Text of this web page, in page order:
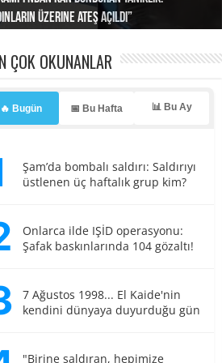
üzerine ateş açıldı”
misilleme tehdidi!
İsrail’in “timsah” planına fren!
başladı
kabus yaşatıldı!
ÇOK OKUNANLAR
🔥 Bugün 📅 Bu Hafta 📊 Bu Ay
Şam’da bombalı saldırı: Saldırıyı
üstlenen üç haftalık grup kim?
Onlarca ilde IŞİD operasyonu:
Şafak baskınlarında 104 gözaltı!
7 Ağustos 1998... El Kaide'nin
kendini dünyaya duyurduğu gün
"Birine saldıran, hepimize